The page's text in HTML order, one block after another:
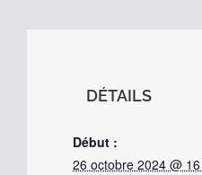
DÉTAILS
Début :
26 octobre 2024 @